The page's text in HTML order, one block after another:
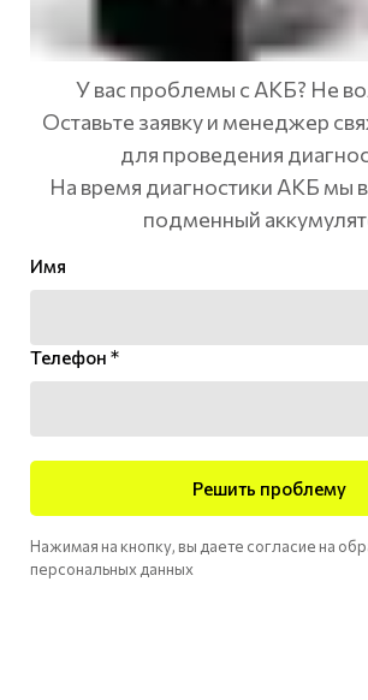
У вас проблемы с АКБ? Не
Оставьте заявку и менеджер
для проведения
На время диагностики АКБ мы
подменный
Имя
Телефон *
Решить проблему
Нажимая на кнопку, вы даете согласие на
персональных данных